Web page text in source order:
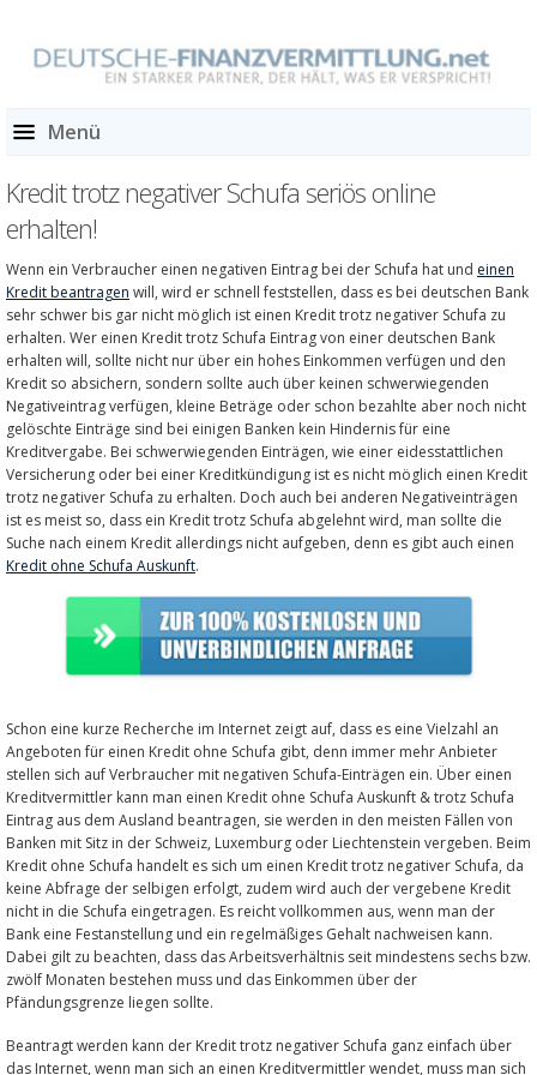
Menü
Kredit trotz negativer Schufa seriös online
erhalten!
Wenn ein Verbraucher einen negativen Eintrag bei der Schufa hat und einen
Kredit beantragen will, wird er schnell feststellen, dass es bei deutschen Bank
sehr schwer bis gar nicht möglich ist einen Kredit trotz negativer Schufa zu
erhalten. Wer einen Kredit trotz Schufa Eintrag von einer deutschen Bank
erhalten will, sollte nicht nur über ein hohes Einkommen verfügen und den
Kredit so absichern, sondern sollte auch über keinen schwerwiegenden
Negativeintrag verfügen, kleine Beträge oder schon bezahlte aber noch nicht
gelöschte Einträge sind bei einigen Banken kein Hindernis für eine
Kreditvergabe. Bei schwerwiegenden Einträgen, wie einer eidesstattlichen
Versicherung oder bei einer Kreditkündigung ist es nicht möglich einen Kredit
trotz negativer Schufa zu erhalten. Doch auch bei anderen Negativeinträgen
ist es meist so, dass ein Kredit trotz Schufa abgelehnt wird, man sollte die
Suche nach einem Kredit allerdings nicht aufgeben, denn es gibt auch einen
Kredit ohne Schufa Auskunft.
Schon eine kurze Recherche im Internet zeigt auf, dass es eine Vielzahl an
Angeboten für einen Kredit ohne Schufa gibt, denn immer mehr Anbieter
stellen sich auf Verbraucher mit negativen Schufa-Einträgen ein. Über einen
Kreditvermittler kann man einen Kredit ohne Schufa Auskunft & trotz Schufa
Eintrag aus dem Ausland beantragen, sie werden in den meisten Fällen von
Banken mit Sitz in der Schweiz, Luxemburg oder Liechtenstein vergeben. Beim
Kredit ohne Schufa handelt es sich um einen Kredit trotz negativer Schufa, da
keine Abfrage der selbigen erfolgt, zudem wird auch der vergebene Kredit
nicht in die Schufa eingetragen. Es reicht vollkommen aus, wenn man der
Bank eine Festanstellung und ein regelmäßiges Gehalt nachweisen kann.
Dabei gilt zu beachten, dass das Arbeitsverhältnis seit mindestens sechs bzw.
zwölf Monaten bestehen muss und das Einkommen über der
Pfändungsgrenze liegen sollte.
Beantragt werden kann der Kredit trotz negativer Schufa ganz einfach über
das Internet, wenn man sich an einen Kreditvermittler wendet, muss man sich